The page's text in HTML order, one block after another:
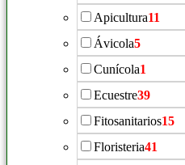
Apicultura11
Ávicola5
Cunícola1
Ecuestre39
Fitosanitarios15
Floristeria41